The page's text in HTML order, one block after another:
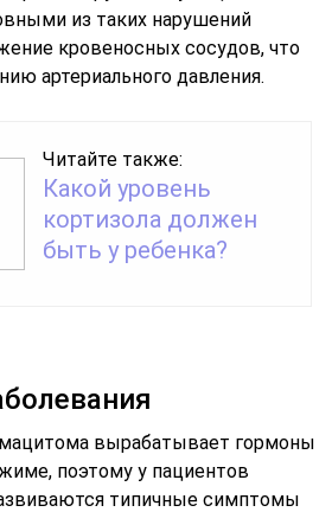
из таких нарушений
кровеносных сосудов, что
артериального давления.
Читайте также:
Какой уровень
кортизола должен
быть у ребенка?
вырабатывает гормоны
поэтому у пациентов
типичные симптомы